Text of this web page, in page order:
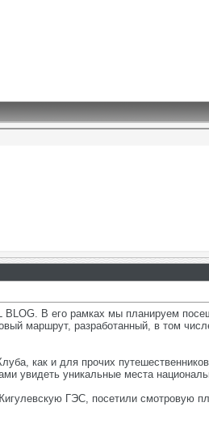
В его рамках мы планируем
маршрут, разработанный, в том
как и для прочих
увидеть уникальные места
ГЭС, посетили смотровую